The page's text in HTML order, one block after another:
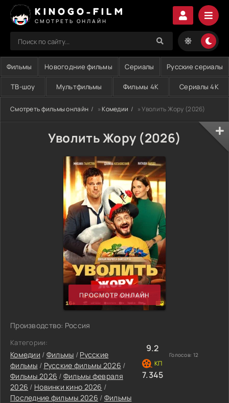
KINOGO-FILM
СМОТРЕТЬ ОНЛАЙН
Фильмы Новогодние фильмы Сериалы Русские сериалы
ТВ-шоу Мультфильмы Фильмы 4K Сериалы 4K
Смотреть фильмы онлайн »Комедии » Уволить Жору (2026)
Уволить Жору (2026)
ПРОСМОТР ОНЛАЙН
Производство: Россия
Категории:
Комедии / Фильмы / Русские
фильмы / Русские фильмы 2026 /
Фильмы 2026 / Фильмы февраля
2026 / Новинки кино 2026 /
Последние фильмы 2026 / Фильмы
9.2
Голосов: 12
7.345